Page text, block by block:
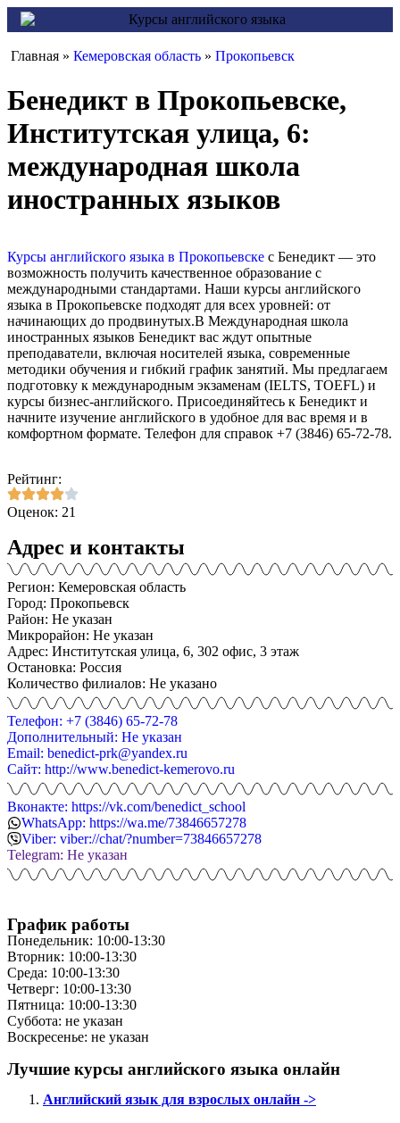
Главная » Кемеровская область » Прокопьевск
Бенедикт в Прокопьевске,
Институтская улица, 6:
международная школа
иностранных языков
Курсы английского языка в Прокопьевске с Бенедикт — это
возможность получить качественное образование с
международными стандартами. Наши курсы английского
языка в Прокопьевске подходят для всех уровней: от
начинающих до продвинутых.В Международная школа
иностранных языков Бенедикт вас ждут опытные
преподаватели, включая носителей языка, современные
методики обучения и гибкий график занятий. Мы предлагаем
подготовку к международным экзаменам (IELTS, TOEFL) и
курсы бизнес-английского. Присоединяйтесь к Бенедикт и
начните изучение английского в удобное для вас время и в
комфортном формате. Телефон для справок +7 (3846) 65-72-78.
Рейтинг:
Оценок: 21
Адрес и контакты
Регион: Кемеровская область
Город: Прокопьевск
Район: Не указан
Микрорайон: Не указан
Адрес: Институтская улица, 6, 302 офис, 3 этаж
Остановка: Россия
Количество филиалов: Не указано
Телефон: +7 (3846) 65-72-78
Дополнительный: Не указан
Email: benedict-prk@yandex.ru
Сайт: http://www.benedict-kemerovo.ru
Вконакте: https://vk.com/benedict_school
WhatsApp: https://wa.me/73846657278
Viber: viber://chat/?number=73846657278
Telegram: Не указан
График работы
Понедельник: 10:00-13:30
Вторник: 10:00-13:30
Среда: 10:00-13:30
Четверг: 10:00-13:30
Пятница: 10:00-13:30
Суббота: не указан
Воскресенье: не указан
Лучшие курсы английского языка онлайн
Английский язык для взрослых онлайн ->